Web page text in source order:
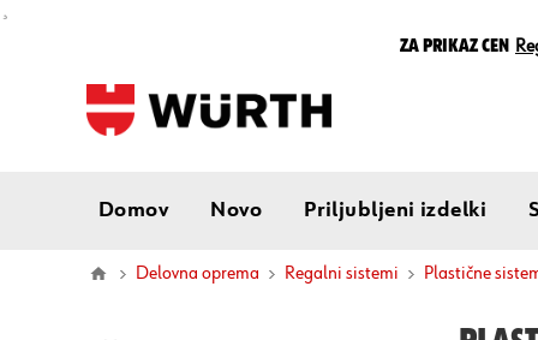
¸
Za prikaz cen
Domov Novo Priljubljeni izdelki
Delovna oprema Regalni sistemi plastične